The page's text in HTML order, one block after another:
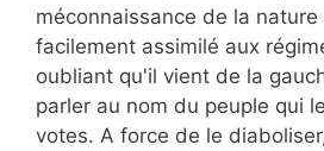
méconnaissance de la
facilement assimilé aux
oubliant qu'il vient de la
parler au nom du peuple qui
votes. A force de le